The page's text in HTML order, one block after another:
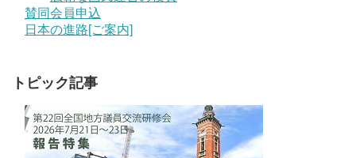
賛同会員申込
日本の進路[ご案内]
トピック記事